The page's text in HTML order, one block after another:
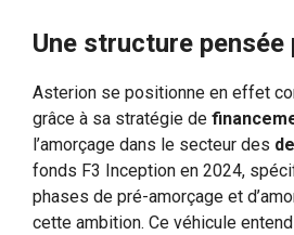
Une structure pensée
Asterion se positionne en effet
grâce à sa stratégie de
l’amorçage dans le secteur des
fonds F3 Inception en 2024,
phases de pré-amorçage et
cette ambition. Ce véhicule